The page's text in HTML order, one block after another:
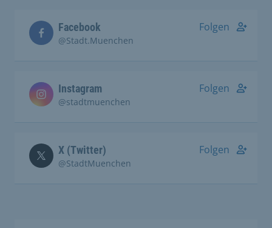
Facebook
@Stadt.Muenchen
Folgen
Instagram
@stadtmuenchen
Folgen
X (Twitter)
@StadtMuenchen
Folgen